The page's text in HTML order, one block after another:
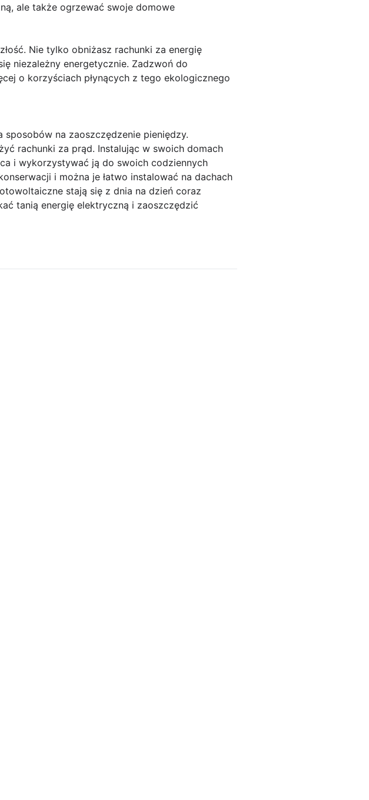
ale także ogrzewać swoje domowe
Nie tylko obniżasz rachunki za energię
niezależny energetycznie. Zadzwoń do
o korzyściach płynących z tego ekologicznego
na zaoszczędzenie pieniędzy.
rachunki za prąd. Instalując w swoich domach
i wykorzystywać ją do swoich codziennych
i można je łatwo instalować na dachach
stają się z dnia na dzień coraz
tanią energię elektryczną i zaoszczędzić